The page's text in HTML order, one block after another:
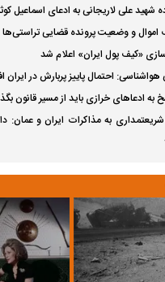
شهید علی لاریجانی به ادعای اسماعیل
اموال و وضعیت پرونده قضایی تراستی‌ها
«کیف پول ایران» اعلام شد
هواشناسی: احتمال پاییز پربارش در
به ادعا‌های خرازی باید از مسیر قانون
به مذاکرات ایران و عمان: